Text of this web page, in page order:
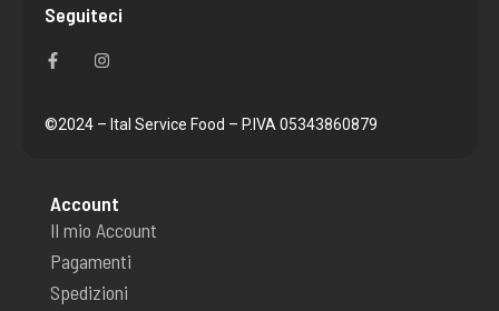
Seguiteci
a
c
o
o
n
s
©2024 – Ital Service Food – P.IVA 05343860879
Account
Il mio Account
Pagamenti
Spedizioni